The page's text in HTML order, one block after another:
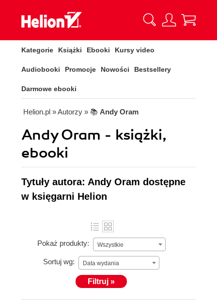
Kategorie Książki Ebooki Kursy video
Audiobooki Promocje Nowości Bestsellery
Darmowe ebooki
Helion.pl » Autorzy » 📚 Andy Oram
Andy Oram - książki,
ebooki
Tytuły autora: Andy Oram dostępne
w księgarni Helion
Pokaż produkty: Wszystkie
Sortuj wg: Data wydania
Filtruj »